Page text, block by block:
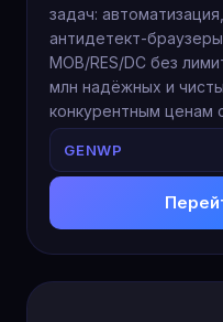
задач:
антидетект-
MOB/RES/DC без
млн надёжных и
конкурентным ценам
GENWP